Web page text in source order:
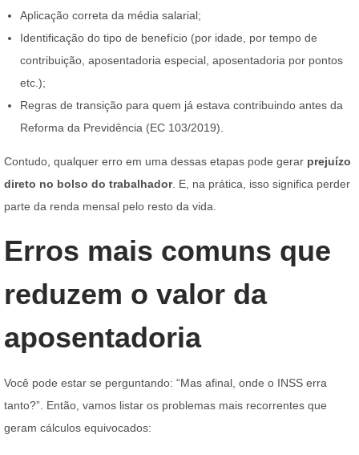
Aplicação correta da média salarial;
Identificação do tipo de benefício (por idade, por tempo de
contribuição, aposentadoria especial, aposentadoria por pontos
etc.);
Regras de transição para quem já estava contribuindo antes da
Reforma da Previdência (EC 103/2019).
Contudo, qualquer erro em uma dessas etapas pode gerar prejuízo
direto no bolso do trabalhador. E, na prática, isso significa perder
parte da renda mensal pelo resto da vida.
Erros mais comuns que
reduzem o valor da
aposentadoria
Você pode estar se perguntando: “Mas afinal, onde o INSS erra
tanto?”. Então, vamos listar os problemas mais recorrentes que
geram cálculos equivocados: